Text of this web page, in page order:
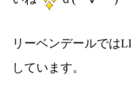
リーベンデールでは
しています。